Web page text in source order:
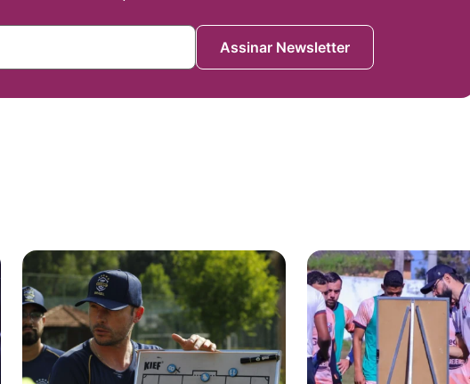
Assinar Newsletter